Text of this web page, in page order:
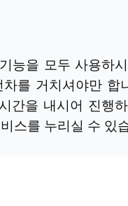
능을 모두 사용하
를 거치셔야만 합
간을 내시어 진행
스를 누리실 수 있